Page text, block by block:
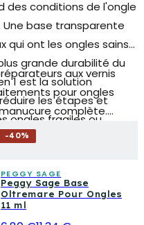
des conditions de l'ongle
base transparente
qui ont les ongles sains
grande durabilité du
1est la solution
les étapes et
ongles fragiles ou
offre une
Choisir en fonction
des résultats plus
aux vernis
pour ongles
complète.
dédiées aux soins des
d'ongles
-40%
PEGGY SAGE
Peggy Sage Base
Oltremare Pour Ongles
11 ml